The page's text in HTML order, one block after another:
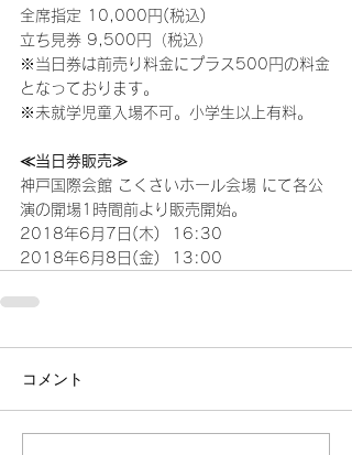
全席指定 10,000円(税込)
立ち見券 9,500円（税込）
※当日券は前売り料金にプラス500円の料金
となっております。
※未就学児童入場不可。小学生以上有料。
≪当日券販売≫
神戸国際会館 こくさいホール会場 にて各公
演の開場1時間前より販売開始。
2018年6月7日(木)  16:30
2018年6月8日(金)  13:00
コメント